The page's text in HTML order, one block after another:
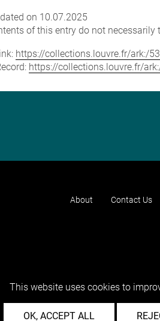
on 10.07.2025
of this entry do not
https://collections.louvre.fr/ark:/
https://collections.louvre.fr/
About Contact Us
This website uses cookies to
OK, ACCEPT ALL